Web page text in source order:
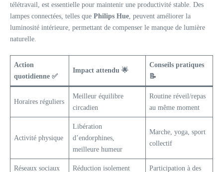
télétravail, est essentielle pour maintenir une productivité stable. Des
lampes connectées, telles que Philips Hue , peuvent améliorer la
luminosité intérieure, permettant de compenser le manque de lumière
naturelle.
Action
quotidienne ✅
Impact attendu 🌟
Conseils pratiques
📝
Horaires réguliers
Meilleur équilibre
circadien
Routine réveil/repas
au même moment
Activité physique
Libération
d’endorphines,
meilleure humeur
Marche, yoga, sport
collectif
Réseaux sociaux
Réduction isolement
Participation à des